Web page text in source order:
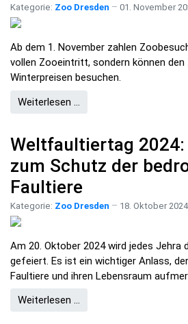
Kategorie: Zoo Dresden 01. November
Ab dem 1. November zahlen
vollen Zooeintritt, sondern können
Winterpreisen besuchen.
Weiterlesen …
Weltfaultiertag
zum Schutz der
Faultiere
Kategorie: Zoo Dresden 18. Oktober 2024
Am 20. Oktober 2024 wird jedes Jehra
gefeiert. Es ist ein wichtiger Anlass,
Faultiere und ihren Lebensraum
Weiterlesen …